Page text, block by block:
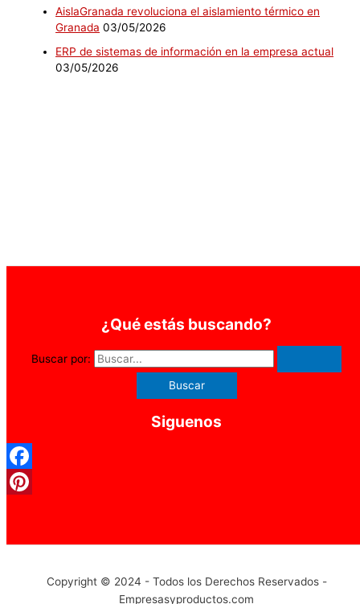
AislaGranada revoluciona el aislamiento térmico en
Granada 03/05/2026
ERP de sistemas de información en la empresa actual
03/05/2026
¿Qué estás buscando?
Buscar por:
Siguenos
Copyright © 2024 - Todos los Derechos Reservados -
Empresasyproductos.com